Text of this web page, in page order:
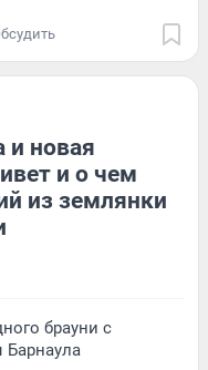
и новая
и о чем
из землянки
брауни с
Барнаула